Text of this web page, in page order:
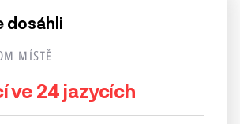
dosáhli
MÍSTĚ
ve 24 jazycích